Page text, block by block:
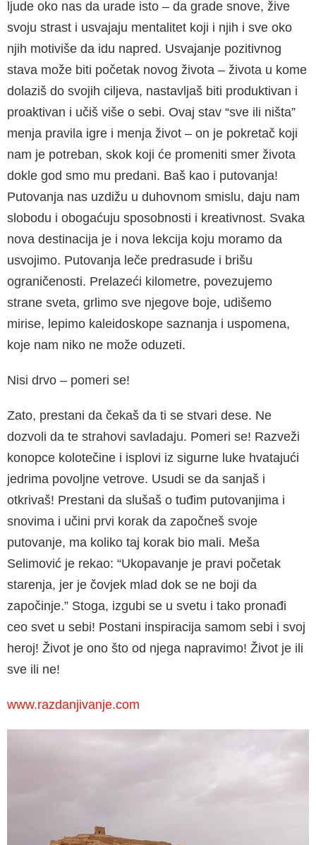
ljude oko nas da urade isto – da grade snove, žive
svoju strast i usvajaju mentalitet koji i njih i sve oko
njih motiviše da idu napred. Usvajanje pozitivnog
stava može biti početak novog života – života u kome
dolaziš do svojih ciljeva, nastavljaš biti produktivan i
proaktivan i učiš više o sebi. Ovaj stav “sve ili ništa”
menja pravila igre i menja život – on je pokretač koji
nam je potreban, skok koji će promeniti smer života
dokle god smo mu predani. Baš kao i putovanja!
Putovanja nas uzdižu u duhovnom smislu, daju nam
slobodu i obogaćuju sposobnosti i kreativnost. Svaka
nova destinacija je i nova lekcija koju moramo da
usvojimo. Putovanja leče predrasude i brišu
ograničenosti. Prelazeći kilometre, povezujemo
strane sveta, grlimo sve njegove boje, udišemo
mirise, lepimo kaleidoskope saznanja i uspomena,
koje nam niko ne može oduzeti.
Nisi drvo – pomeri se!
Zato, prestani da čekaš da ti se stvari dese. Ne
dozvoli da te strahovi savladaju. Pomeri se! Razveži
konopce kolotečine i isplovi iz sigurne luke hvatajući
jedrima povoljne vetrove. Usudi se da sanjaš i
otkrivaš! Prestani da slušaš o tuđim putovanjima i
snovima i učini prvi korak da započneš svoje
putovanje, ma koliko taj korak bio mali. Meša
Selimović je rekao: “Ukopavanje je pravi početak
starenja, jer je čovjek mlad dok se ne boji da
započinje.” Stoga, izgubi se u svetu i tako pronađi
ceo svet u sebi! Postani inspiracija samom sebi i svoj
heroj! Život je ono što od njega napravimo! Život je ili
sve ili ne!
www.razdanjivanje.com